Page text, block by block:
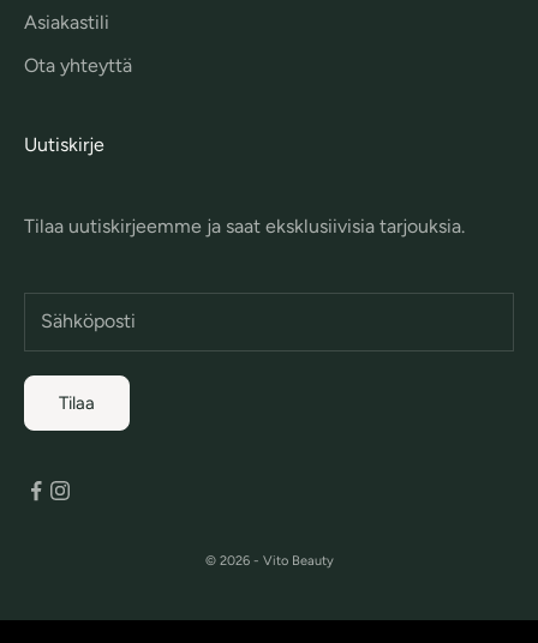
Asiakastili
Ota yhteyttä
Uutiskirje
Tilaa uutiskirjeemme ja saat eksklusiivisia tarjouksia.
Tilaa
© 2026 - Vito Beauty